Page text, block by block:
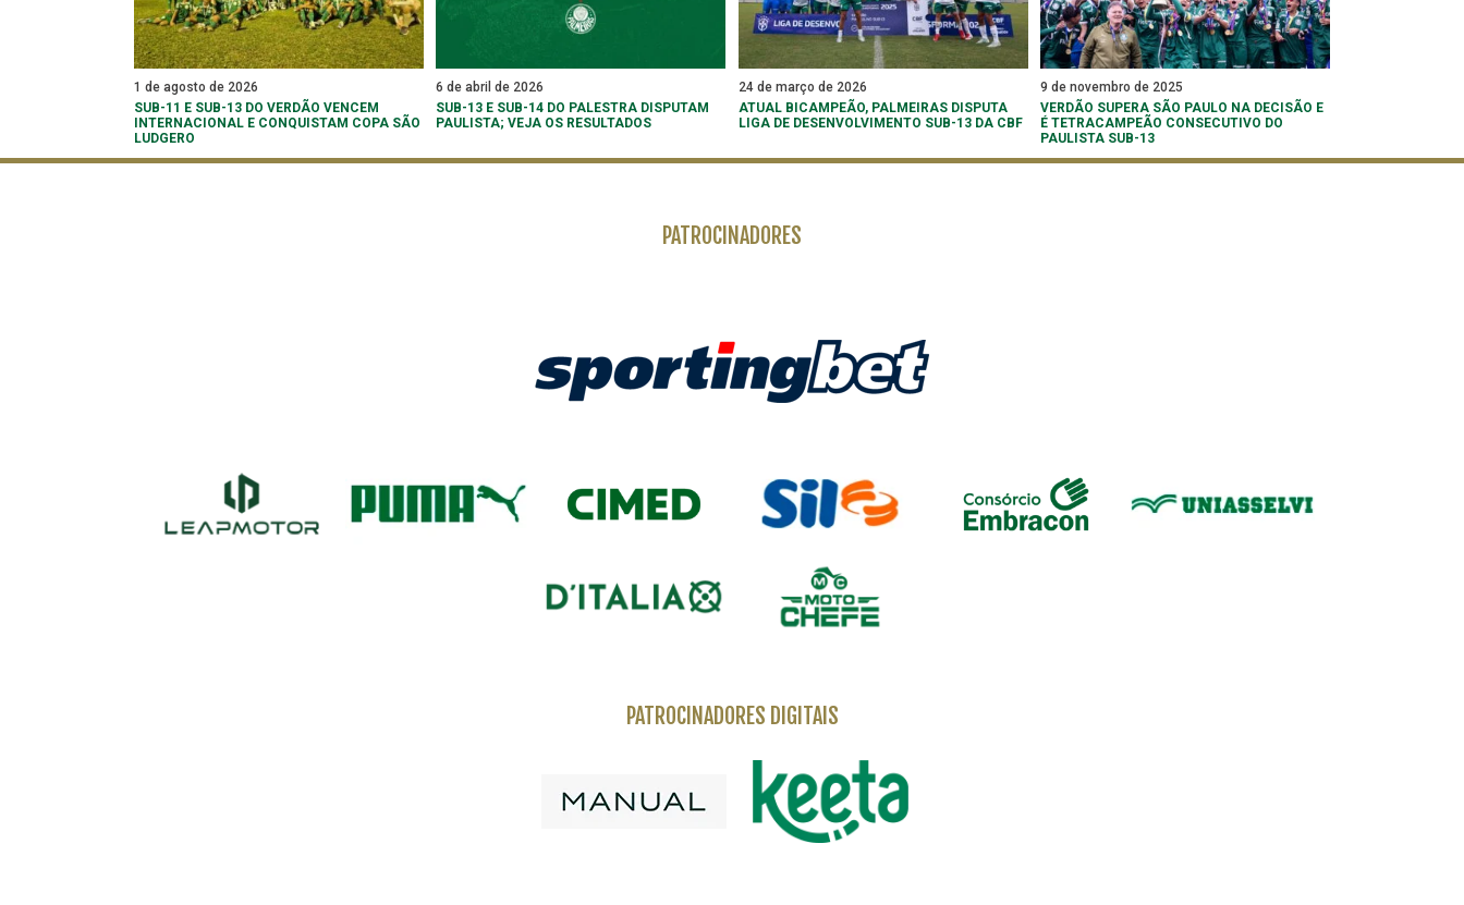
1 de agosto de 2026
SUB-11 E SUB-13 DO VERDÃO VENCEM
INTERNACIONAL E CONQUISTAM COPA SÃO
LUDGERO
6 de abril de 2026
SUB-13 E SUB-14 DO PALESTRA DISPUTAM
PAULISTA; VEJA OS RESULTADOS
24 de março de 2026
ATUAL BICAMPEÃO, PALMEIRAS DISPUTA
LIGA DE DESENVOLVIMENTO SUB-13 DA CBF
9 de novembro de 2025
VERDÃO SUPERA SÃO PAULO NA DECISÃO E
É TETRACAMPEÃO CONSECUTIVO DO
PAULISTA SUB-13
PATROCINADORES
PATROCINADORES DIGITAIS